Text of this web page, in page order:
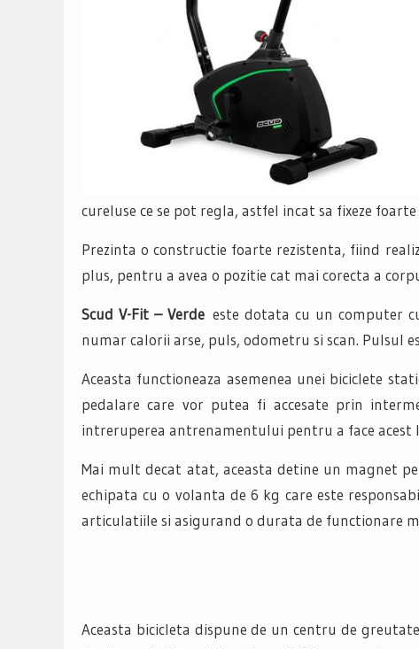
cureluse ce se pot regla, astfel incat sa fixeze
Prezinta o constructie foarte rezistenta, fiind
plus, pentru a avea o pozitie cat mai corecta a
Scud V-Fit – Verdeeste dotata cu un computer
numar calorii arse, puls, odometru si scan. Pulsul
Aceasta functioneaza asemenea unei biciclete
pedalare care vor putea fi accesate prin
intreruperea antrenamentului pentru a face acest
Mai mult decat atat, aceasta detine un magnet
echipata cu o volanta de 6 kg care este
articulatiile si asigurand o durata de functionare
Aceasta bicicleta dispune de un centru de